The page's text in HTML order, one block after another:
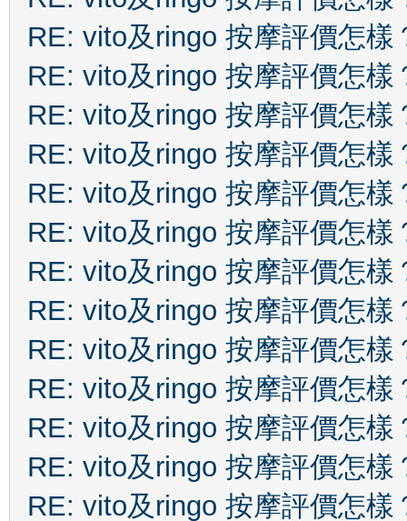
RE: vito及ringo 按摩評價怎樣
RE: vito及ringo 按摩評價怎樣
RE: vito及ringo 按摩評價怎樣
RE: vito及ringo 按摩評價怎樣
RE: vito及ringo 按摩評價怎樣
RE: vito及ringo 按摩評價怎樣
RE: vito及ringo 按摩評價怎樣
RE: vito及ringo 按摩評價怎樣
RE: vito及ringo 按摩評價怎樣
RE: vito及ringo 按摩評價怎樣
RE: vito及ringo 按摩評價怎樣
RE: vito及ringo 按摩評價怎樣
RE: vito及ringo 按摩評價怎樣